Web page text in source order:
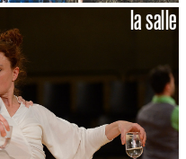
la salle